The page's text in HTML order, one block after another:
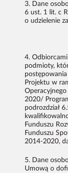
Dane
6 ust. 1 lit. c
o udzielenie
podmioty,
Projektu w
2020/
podrozdział
Funduszu
Funduszu
2014-2020,
Dane
Umową o